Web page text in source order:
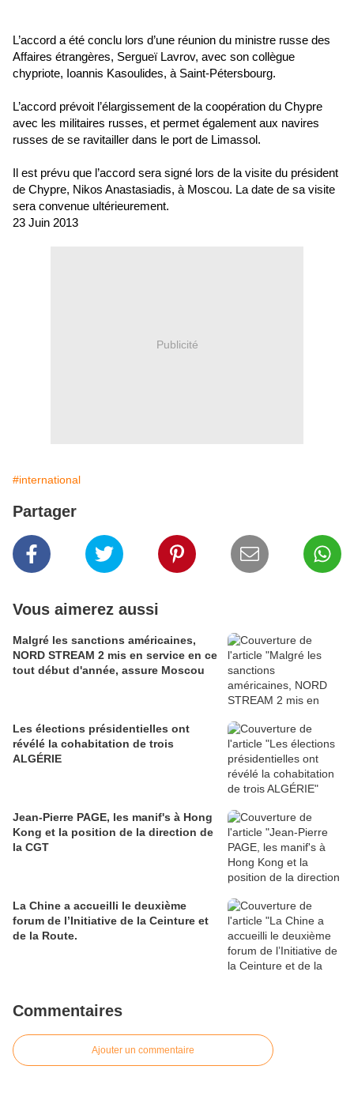
L’accord a été conclu lors d’une réunion du ministre russe des
Affaires étrangères, Sergueï Lavrov, avec son collègue
chypriote, Ioannis Kasoulides, à Saint-Pétersbourg.
L’accord prévoit l’élargissement de la coopération du Chypre
avec les militaires russes, et permet également aux navires
russes de se ravitailler dans le port de Limassol.
Il est prévu que l’accord sera signé lors de la visite du président
de Chypre, Nikos Anastasiadis, à Moscou. La date de sa visite
sera convenue ultérieurement.
23 Juin 2013
Publicité
#international
Partager
Vous aimerez aussi
Malgré les sanctions américaines,
NORD STREAM 2 mis en service en ce
tout début d'année, assure Moscou
Les élections présidentielles ont
révélé la cohabitation de trois
ALGÉRIE
Jean-Pierre PAGE, les manif's à Hong
Kong et la position de la direction de
la CGT
La Chine a accueilli le deuxième
forum de l’Initiative de la Ceinture et
de la Route.
Commentaires
Ajouter un commentaire